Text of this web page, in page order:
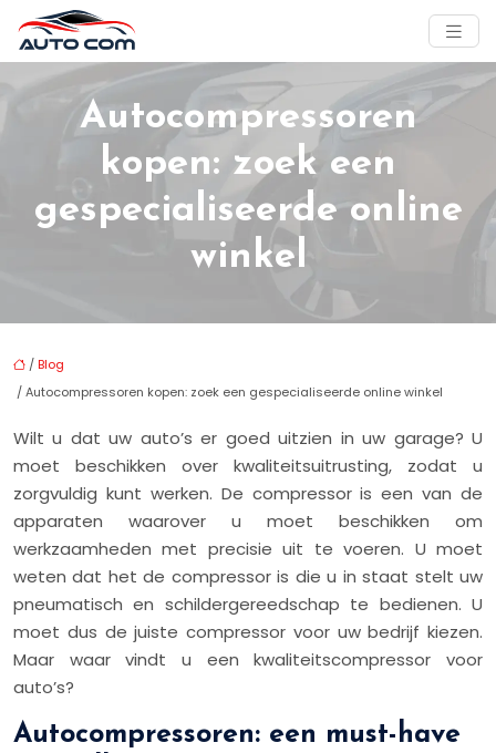
Autocompressoren
kopen: zoek een
gespecialiseerde online
winkel
/ Blog
/ Autocompressoren kopen: zoek een gespecialiseerde online winkel
Wilt u dat uw auto’s er goed uitzien in uw garage? U
moet beschikken over kwaliteitsuitrusting, zodat u
zorgvuldig kunt werken. De compressor is een van de
apparaten waarover u moet beschikken om
werkzaamheden met precisie uit te voeren. U moet
weten dat het de compressor is die u in staat stelt uw
pneumatisch en schildergereedschap te bedienen. U
moet dus de juiste compressor voor uw bedrijf kiezen.
Maar waar vindt u een kwaliteitscompressor voor
auto’s?
Autocompressoren: een must-have